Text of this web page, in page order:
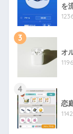
を
3
オ
4
恋